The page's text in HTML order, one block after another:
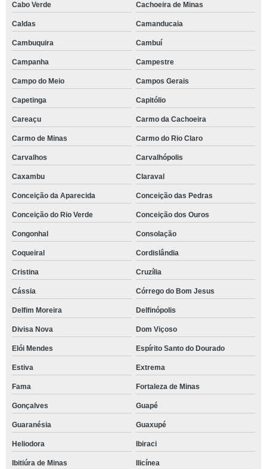
Cabo Verde Cachoeira de Minas
Caldas Camanducaia
Cambuquira Cambuí
Campanha Campestre
Campo do Meio Campos Gerais
Capetinga Capitólio
Careaçu Carmo da Cachoeira
Carmo de Minas Carmo do Rio Claro
Carvalhos Carvalhópolis
Caxambu Claraval
Conceição da Aparecida Conceição das Pedras
Conceição do Rio Verde Conceição dos Ouros
Congonhal Consolação
Coqueiral Cordislândia
Cristina Cruzília
Cássia Córrego do Bom Jesus
Delfim Moreira Delfinópolis
Divisa Nova Dom Viçoso
Elói Mendes Espírito Santo do Dourado
Estiva Extrema
Fama Fortaleza de Minas
Gonçalves Guapé
Guaranésia Guaxupé
Heliodora Ibiraci
Ibitiúra de Minas Ilicínea